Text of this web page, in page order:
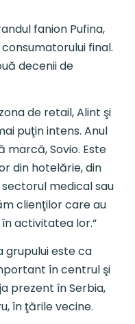
fanion Pufina,
final.
decenii de
de retail, Alint şi
puţin intens. Anul
marcă, Sovio. Este
din hotelărie, din
medical sau
clienţilor care au
activitatea lor.“
grupului este ca
în centrul şi
prezent în Serbia,
în ţările vecine.